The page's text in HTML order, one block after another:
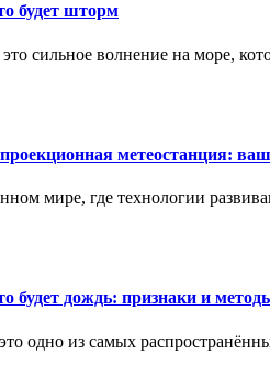
будет шторм
сильное волнение на море,
метеостанция:
мире, где технологии
будет дождь: признаки и
одно из самых